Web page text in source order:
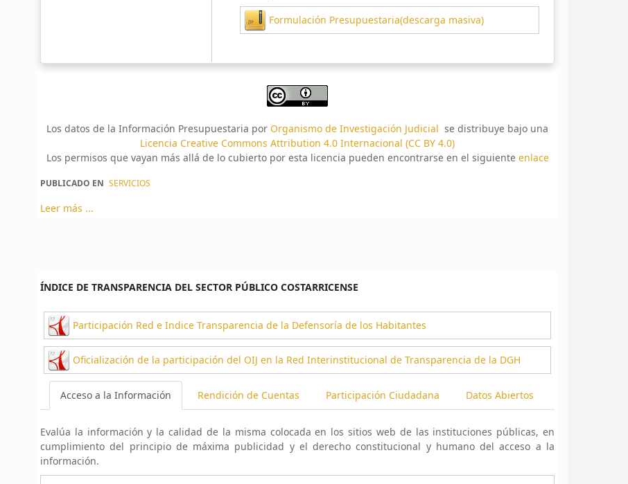
Formulación Presupuestaria(descarga masiva)
Los datos de la Información Presupuestaria por Organismo de Investigación Judicial se distribuye bajo una
Licencia Creative Commons Attribution 4.0 Internacional (CC BY 4.0)
Los permisos que vayan más allá de lo cubierto por esta licencia pueden encontrarse en el siguiente enlace
PUBLICADO EN SERVICIOS
Leer más ...
ÍNDICE DE TRANSPARENCIA DEL SECTOR PÚBLICO COSTARRICENSE
Participación Red e Indice Transparencia de la Defensoría de los Habitantes
Oficialización de la participación del OIJ en la Red Interinstitucional de Transparencia de la DGH
Acceso a la Información Rendición de Cuentas Participación Ciudadana Datos Abiertos
Evalúa la información y la calidad de la misma colocada en los sitios web de las instituciones públicas, en
cumplimiento del principio de máxima publicidad y el derecho constitucional y humano del acceso a la
información.